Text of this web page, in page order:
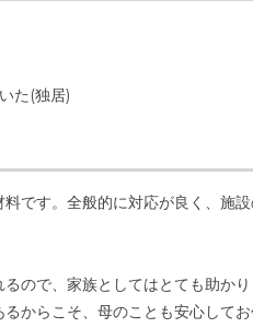
た(独居)
です。全般的に対応が良く、施
ので、家族としてはとても助かり
からこそ、母のことも安心してお